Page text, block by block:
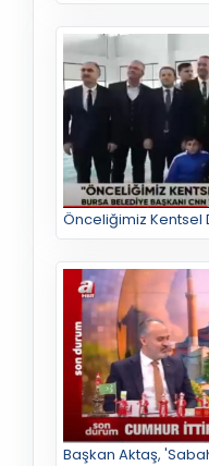
Önceliğimiz Kentsel
Başkan Aktaş,